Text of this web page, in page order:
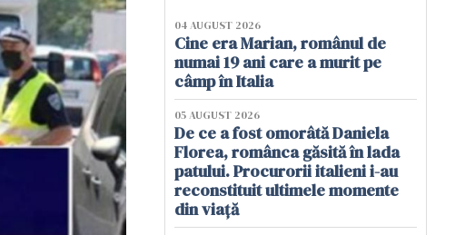
04 AUGUST 2026
Cine era Marian, românul de
numai 19 ani care a murit pe
câmp în Italia
05 AUGUST 2026
De ce a fost omorâtă Daniela
Florea, românca găsită în lada
patului. Procurorii italieni i-au
reconstituit ultimele momente
din viață